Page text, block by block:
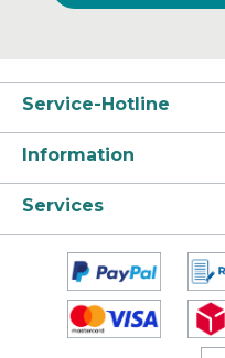
Service-Hotline
Information
Services